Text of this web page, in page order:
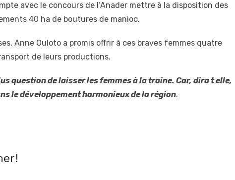
avec le concours de l’Anader mettre à la disposition des
40 ha de boutures de manioc.
Anne Ouloto a promis offrir à ces braves femmes quatre
de leurs productions.
question de laisser les femmes à la traine. Car, dira t elle,
le développement harmonieux de la région.